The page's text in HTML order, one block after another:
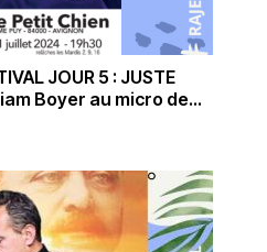
JOUR 5 : JUSTE
Boyer au micro de...